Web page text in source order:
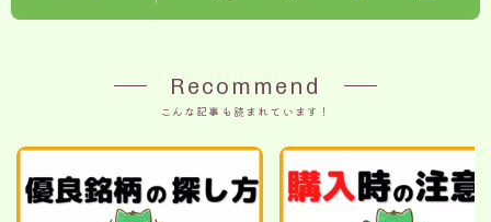
Recommend
こんな記事も読まれています！